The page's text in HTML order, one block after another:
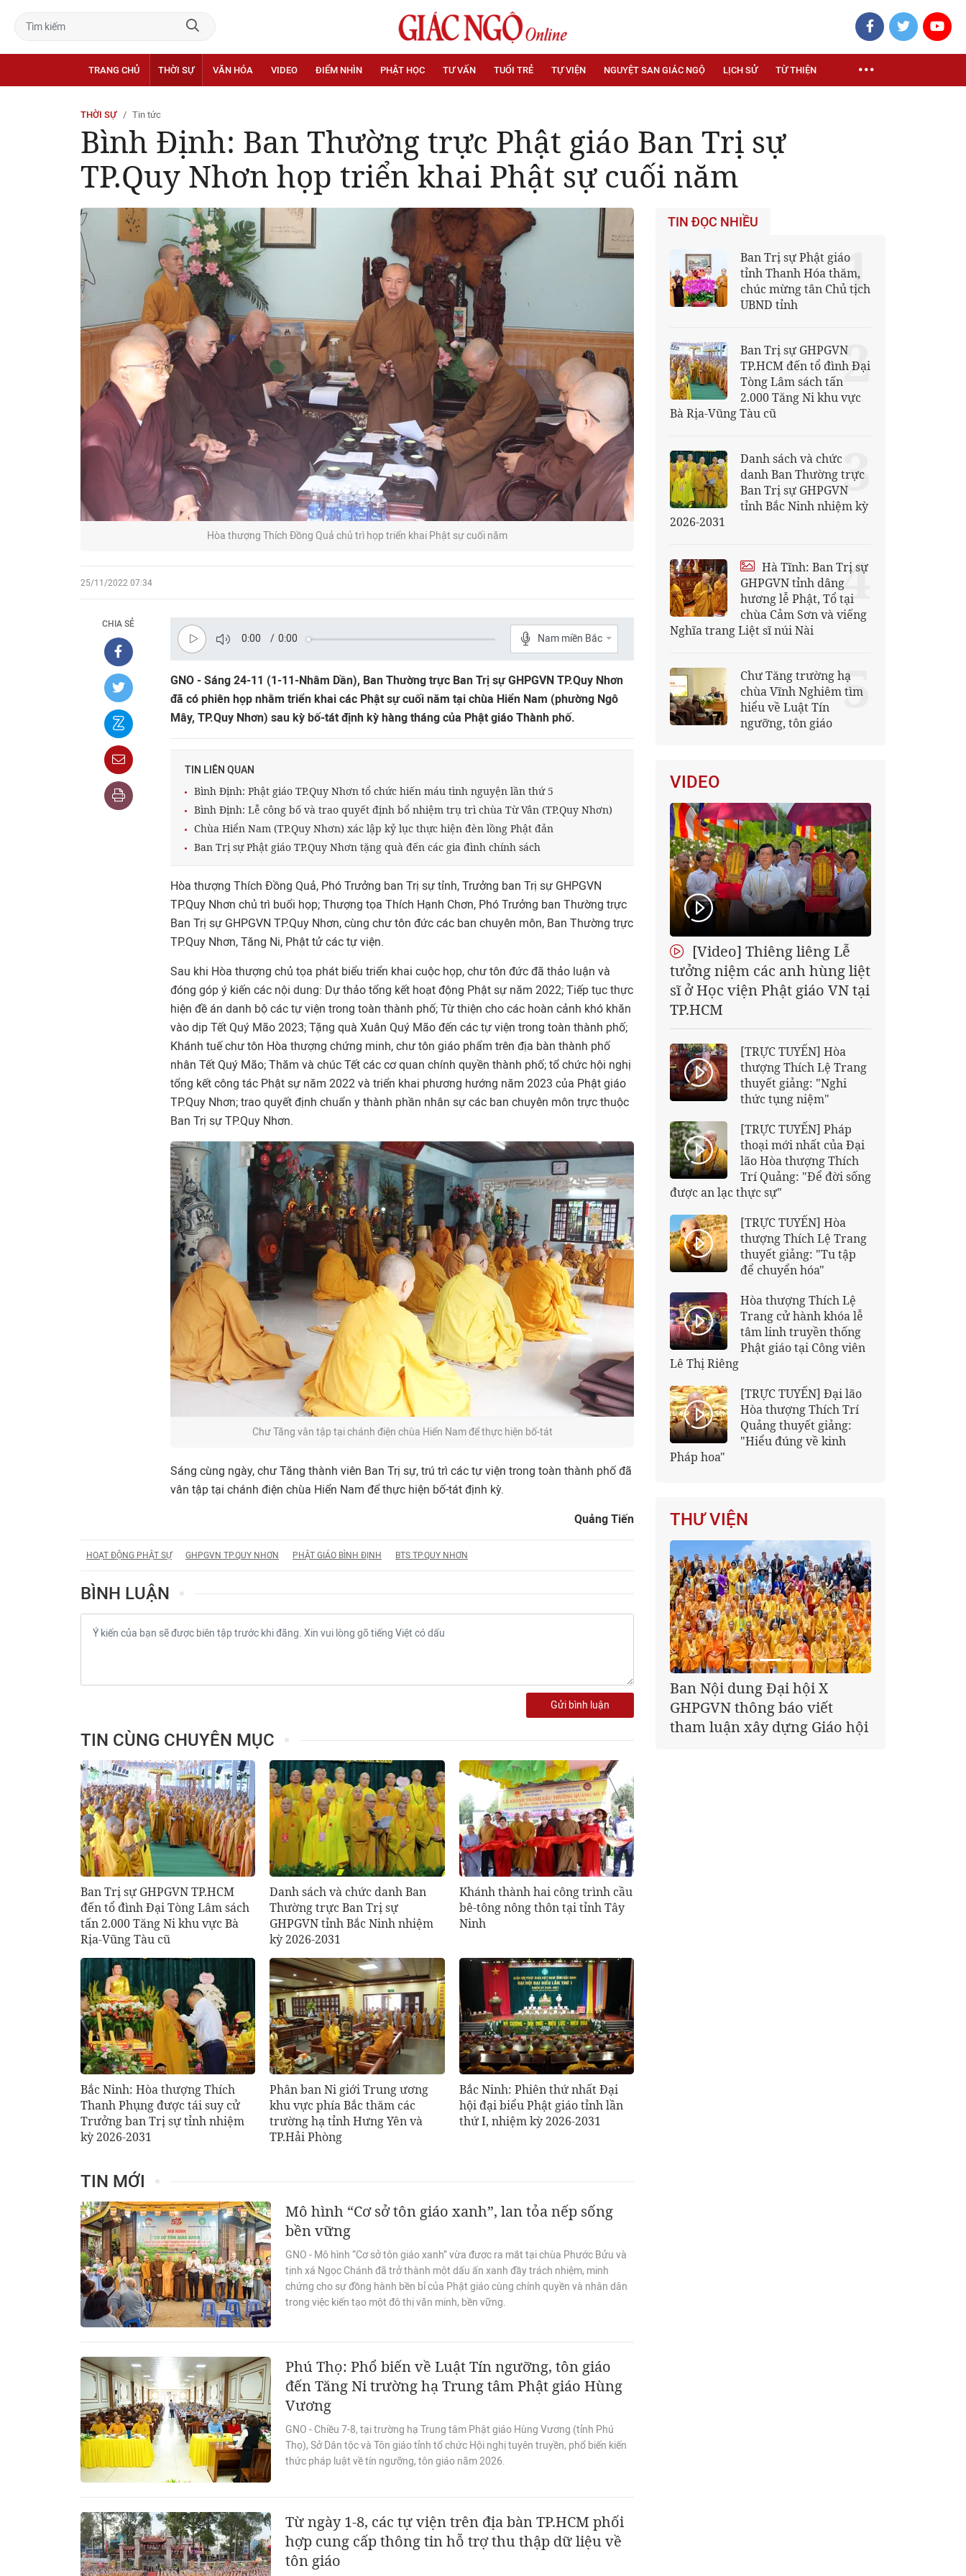
TRANG CHỦ THỜI SỰ VĂN HÓA VIDEO ĐIỂM NHÌN PHẬT HỌC TƯ VẤN TUỔI TRẺ TỰ VIỆN NGUYỆT SAN GIÁC NGỘ LỊCH SỬ TỪ THIỆN
THỜI SỰ Tin tức
Bình Định: Ban Thường trực Phật giáo Ban Trị sự
TP.Quy Nhơn họp triển khai Phật sự cuối năm
Hòa thượng Thích Đồng Quả chủ trì họp triển khai Phật sự cuối năm
25/11/2022 07:34
CHIA SẺ
0:00 / 0:00 Nam miền Bắc
GNO - Sáng 24-11 (1-11-Nhâm Dần), Ban Thường trực Ban Trị sự GHPGVN TP.Quy Nhơn
đã có phiên họp nhằm triển khai các Phật sự cuối năm tại chùa Hiển Nam (phường Ngô
Mây, TP.Quy Nhơn) sau kỳ bố-tát định kỳ hàng tháng của Phật giáo Thành phố.
TIN LIÊN QUAN
Bình Định: Phật giáo TP.Quy Nhơn tổ chức hiến máu tình nguyện lần thứ 5
Bình Định: Lễ công bố và trao quyết định bổ nhiệm trụ trì chùa Từ Vân (TP.Quy Nhơn)
Chùa Hiển Nam (TP.Quy Nhơn) xác lập kỷ lục thực hiện đèn lồng Phật đản
Ban Trị sự Phật giáo TP.Quy Nhơn tặng quà đến các gia đình chính sách
Hòa thượng Thích Đồng Quả, Phó Trưởng ban Trị sự tỉnh, Trưởng ban Trị sự GHPGVN
TP.Quy Nhơn chủ trì buổi họp; Thượng tọa Thích Hạnh Chơn, Phó Trưởng ban Thường trực
Ban Trị sự GHPGVN TP.Quy Nhơn, cùng chư tôn đức các ban chuyên môn, Ban Thường trực
TP.Quy Nhơn, Tăng Ni, Phật tử các tự viện.
Sau khi Hòa thượng chủ tọa phát biểu triển khai cuộc họp, chư tôn đức đã thảo luận và
đóng góp ý kiến các nội dung: Dự thảo tổng kết hoạt động Phật sự năm 2022; Tiếp tục thực
hiện đề án danh bộ các tự viện trong toàn thành phố; Từ thiện cho các hoàn cảnh khó khăn
vào dịp Tết Quý Mão 2023; Tặng quà Xuân Quý Mão đến các tự viện trong toàn thành phố;
Khánh tuế chư tôn Hòa thượng chứng minh, chư tôn giáo phẩm trên địa bàn thành phố
nhân Tết Quý Mão; Thăm và chúc Tết các cơ quan chính quyền thành phố; tổ chức hội nghị
tổng kết công tác Phật sự năm 2022 và triển khai phương hướng năm 2023 của Phật giáo
TP.Quy Nhơn; trao quyết định chuẩn y thành phần nhân sự các ban chuyên môn trực thuộc
Ban Trị sự TP.Quy Nhơn.
Chư Tăng vân tập tại chánh điện chùa Hiển Nam để thực hiện bố-tát
Sáng cùng ngày, chư Tăng thành viên Ban Trị sự, trú trì các tự viện trong toàn thành phố đã
vân tập tại chánh điện chùa Hiển Nam để thực hiện bố-tát định kỳ.
Quảng Tiến
HOẠT ĐỘNG PHẬT SỰ GHPGVN TP.QUY NHƠN PHẬT GIÁO BÌNH ĐỊNH BTS TP.QUY NHƠN
BÌNH LUẬN
Gửi bình luận
TIN CÙNG CHUYÊN MỤC
Ban Trị sự GHPGVN TP.HCM
đến tổ đình Đại Tòng Lâm sách
tấn 2.000 Tăng Ni khu vực Bà
Rịa-Vũng Tàu cũ
Danh sách và chức danh Ban
Thường trực Ban Trị sự
GHPGVN tỉnh Bắc Ninh nhiệm
kỳ 2026-2031
Khánh thành hai công trình cầu
bê-tông nông thôn tại tỉnh Tây
Ninh
Bắc Ninh: Hòa thượng Thích
Thanh Phụng được tái suy cử
Trưởng ban Trị sự tỉnh nhiệm
kỳ 2026-2031
Phân ban Ni giới Trung ương
khu vực phía Bắc thăm các
trường hạ tỉnh Hưng Yên và
TP.Hải Phòng
Bắc Ninh: Phiên thứ nhất Đại
hội đại biểu Phật giáo tỉnh lần
thứ I, nhiệm kỳ 2026-2031
TIN MỚI
Mô hình “Cơ sở tôn giáo xanh”, lan tỏa nếp sống
bền vững
GNO - Mô hình “Cơ sở tôn giáo xanh” vừa được ra mắt tại chùa Phước Bửu và
tịnh xá Ngọc Chánh đã trở thành một dấu ấn xanh đầy trách nhiệm, minh
chứng cho sự đồng hành bền bỉ của Phật giáo cùng chính quyền và nhân dân
trong việc kiến tạo một đô thị văn minh, bền vững.
Phú Thọ: Phổ biến về Luật Tín ngưỡng, tôn giáo
đến Tăng Ni trường hạ Trung tâm Phật giáo Hùng
Vương
GNO - Chiều 7-8, tại trường hạ Trung tâm Phật giáo Hùng Vương (tỉnh Phú
Thọ), Sở Dân tộc và Tôn giáo tỉnh tổ chức Hội nghị tuyên truyền, phổ biến kiến
thức pháp luật về tín ngưỡng, tôn giáo năm 2026.
Từ ngày 1-8, các tự viện trên địa bàn TP.HCM phối
hợp cung cấp thông tin hỗ trợ thu thập dữ liệu về
tôn giáo
TIN ĐỌC NHIỀU
Ban Trị sự Phật giáo
tỉnh Thanh Hóa thăm,
chúc mừng tân Chủ tịch
UBND tỉnh
1
Ban Trị sự GHPGVN
TP.HCM đến tổ đình Đại
Tòng Lâm sách tấn
2.000 Tăng Ni khu vực
Bà Rịa-Vũng Tàu cũ
2
Danh sách và chức
danh Ban Thường trực
Ban Trị sự GHPGVN
tỉnh Bắc Ninh nhiệm kỳ
2026-2031
3
Hà Tĩnh: Ban Trị sự
GHPGVN tỉnh dâng
hương lễ Phật, Tổ tại
chùa Cảm Sơn và viếng
Nghĩa trang Liệt sĩ núi Nài
4
Chư Tăng trường hạ
chùa Vĩnh Nghiêm tìm
hiểu về Luật Tín
ngưỡng, tôn giáo
5
VIDEO
[Video] Thiêng liêng Lễ
tưởng niệm các anh hùng liệt
sĩ ở Học viện Phật giáo VN tại
TP.HCM
[TRỰC TUYẾN] Hòa
thượng Thích Lệ Trang
thuyết giảng: "Nghi
thức tụng niệm"
[TRỰC TUYẾN] Pháp
thoại mới nhất của Đại
lão Hòa thượng Thích
Trí Quảng: "Để đời sống
được an lạc thực sự"
[TRỰC TUYẾN] Hòa
thượng Thích Lệ Trang
thuyết giảng: "Tu tập
để chuyển hóa"
Hòa thượng Thích Lệ
Trang cử hành khóa lễ
tâm linh truyền thống
Phật giáo tại Công viên
Lê Thị Riêng
[TRỰC TUYẾN] Đại lão
Hòa thượng Thích Trí
Quảng thuyết giảng:
"Hiểu đúng về kinh
Pháp hoa"
THƯ VIỆN
Giáo hội kêu gọi Tăng Ni,
Phật tử cả nước thể hiện tấm
lòng tri ân trọn vẹn nghĩa